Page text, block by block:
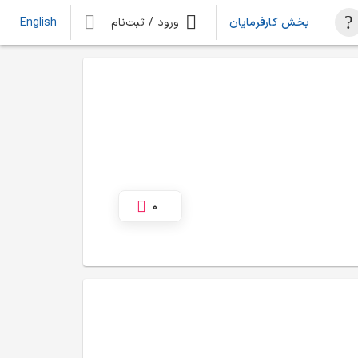
بخش کارفرمایان ورود / ثبت‌نام English
0